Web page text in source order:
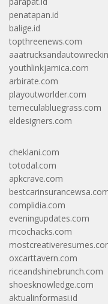
penatapan.id
balige.id
topthreenews.com
youthlinkjamica.com
arbirate.com
playoutworlder.com
temeculabluegrass.com
eldesigners.com
cheklani.com
totodal.com
apkcrave.com
complidia.com
eveningupdates.com
mcochacks.com
oxcarttavern.com
riceandshinebrunch.com
shoesknowledge.com
aktualinformasi.id